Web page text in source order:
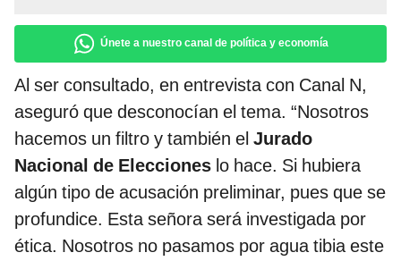
Únete a nuestro canal de política y economía
Al ser consultado, en entrevista con Canal N,
aseguró que desconocían el tema. “Nosotros
hacemos un filtro y también el Jurado
Nacional de Elecciones lo hace. Si hubiera
algún tipo de acusación preliminar, pues que se
profundice. Esta señora será investigada por
ética. Nosotros no pasamos por agua tibia este